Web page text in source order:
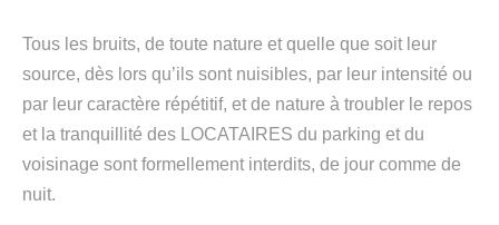
Tous les bruits, de toute nature et quelle que soit leur
source, dès lors qu’ils sont nuisibles, par leur intensité ou
par leur caractère répétitif, et de nature à troubler le repos
et la tranquillité des LOCATAIRES du parking et du
voisinage sont formellement interdits, de jour comme de
nuit.